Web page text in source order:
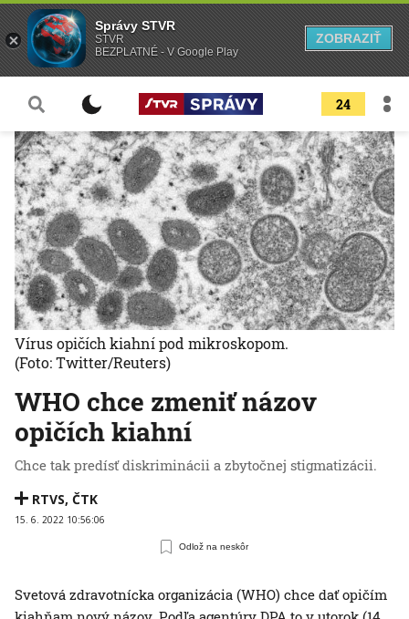
24
WHO chce zmeniť názov
opičích kiahní
Chce tak predísť diskriminácii a zbytočnej stigmatizácii.
RTVS, ČTK
15. 6. 2022 10:56:06
Odlož na neskôr
Vírus opičích kiahní pod mikroskopom.
(Foto: Twitter/Reuters)
Svetová zdravotnícka organizácia (WHO) chce dať opičím
Správy STVR
STVR
BEZPLATNÉ - V Google Play
ZOBRAZIŤ